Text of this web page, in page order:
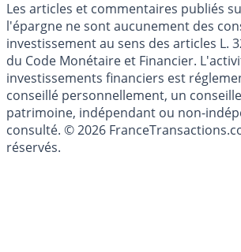
Cookies
Les articles et commentaires publiés
l'épargne ne sont aucunement des
investissement au sens des articles L.
du Code Monétaire et Financier.
investissements financiers est
conseillé personnellement, un
patrimoine, indépendant ou non-